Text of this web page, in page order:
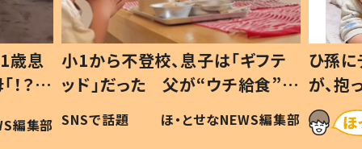
歳息
？」
編集部
小1から不登校、息子は「ギフテ
ッド」だった 父が“ウチ給食”を
作り続ける理由とは #令和の親
#令和の子
SNSで話題 ほ・とせなNEWS編集部
ひ孫
が、
「涙が
い」